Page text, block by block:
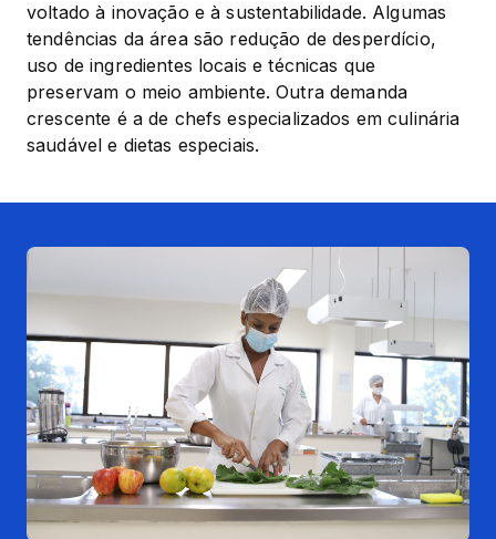
voltado à inovação e à sustentabilidade. Algumas
tendências da área são redução de desperdício,
uso de ingredientes locais e técnicas que
preservam o meio ambiente. Outra demanda
crescente é a de chefs especializados em culinária
saudável e dietas especiais.